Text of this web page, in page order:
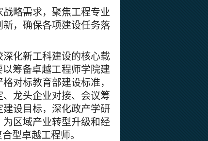
略需求，聚焦工程专业
，确保各项建设任务落
化新工科建设的核心载
筹备卓越工程师学院建
对标教育部建设标准，
龙头企业对接、会议筹
设目标，深化政产学研
区域产业转型升级和经
型卓越工程师。